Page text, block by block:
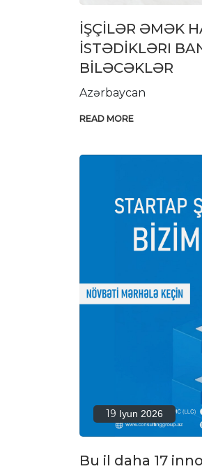
İŞÇİLƏR ƏMƏK
İSTƏDİKLƏRI
BİLƏCƏKLƏR
Azərbaycan
READ MORE
19 Iyun 2026
Bu il daha 17